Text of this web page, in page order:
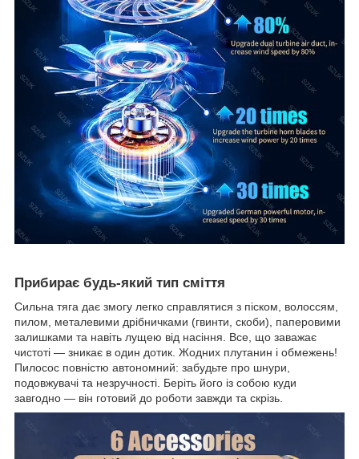
Прибирає будь-який тип сміття
Сильна тяга дає змогу легко справлятися з піском, волоссям,
пилом, металевими дрібничками (гвинти, скоби), паперовими
залишками та навіть лущею від насіння. Все, що заважає
чистоті — зникає в один дотик. Жодних плутанин і обмежень!
Пилосос повністю автономний: забудьте про шнури,
подовжувачі та незручності. Беріть його із собою куди
завгодно — він готовий до роботи завжди та скрізь.